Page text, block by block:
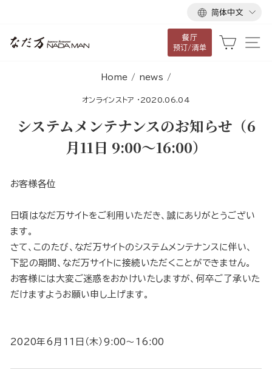
语
言
简体中文
餐厅
预订/清单
大车
Home / news /
オンラインストア · 2020.06.04
システムメンテナンスのお知らせ（6
月11日 9:00～16:00）
お客様各位
日頃はなだ万サイトをご利用いただき、誠にありがとうござい
ます。
さて、このたび、なだ万サイトのシステムメンテナンスに伴い、
下記の期間、なだ万サイトに接続いただくことができません。
お客様には大変ご迷惑をおかけいたしますが、何卒ご了承いた
だけますようお願い申し上げます。
2020年6月11日（木）9:00～16:00